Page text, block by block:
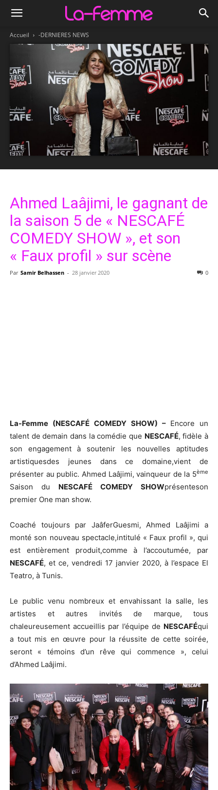
Accueil -DERNIERES NEWS
Ahmed Laâjimi, le gagnant de
la saison 5 de « NESCAFÉ
COMEDY SHOW », et son
« Faux profil » sur scène
Par Samir Belhassen - 28 janvier 2020 0
La-Femme (NESCAFÉ COMEDY SHOW) – Encore un
talent de demain dans la comédie que NESCAFÉ, fidèle à
son engagement à soutenir les nouvelles aptitudes
artistiquesdes jeunes dans ce domaine,vient de
présenter au public. Ahmed Laâjimi, vainqueur de la 5ème
Saison du NESCAFÉ COMEDY SHOWprésenteson
premier One man show.
Coaché toujours par JaâferGuesmi, Ahmed Laâjimi a
monté son nouveau spectacle,intitulé « Faux profil », qui
est entièrement produit,comme à l’accoutumée, par
NESCAFÉ, et ce, vendredi 17 janvier 2020, à l’espace El
Teatro, à Tunis.
Le public venu nombreux et envahissant la salle, les
artistes et autres invités de marque, tous
chaleureusement accueillis par l’équipe de NESCAFÉqui
a tout mis en œuvre pour la réussite de cette soirée,
seront « témoins d’un rêve qui commence », celui
d’Ahmed Laâjimi.